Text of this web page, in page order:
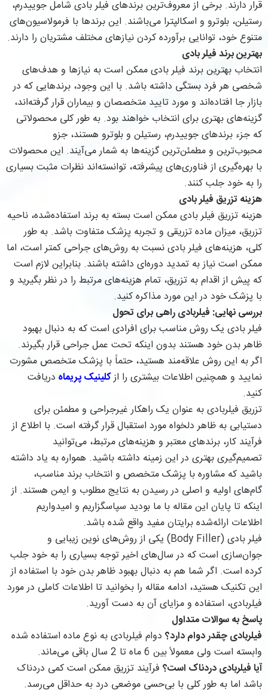
قرار دارند. برخی از معروف‌ترین برندهای فیلر بادی شامل جوییدرم،
رستیلن، بلوترو و اسکالپترا می‌باشند. این برندها با فرمولاسیون‌های
متنوع خود، توانایی برآورده کردن نیازهای مختلف مشتریان را دارند.
بهترین برند فیلر بادی
انتخاب بهترین برند فیلر بادی ممکن است به نیازها و هدف‌های
شخصی هر فرد بستگی داشته باشد. با این وجود، برندهایی که در
بازار جا افتاده‌اند و مورد تایید متخصصان و بیماران قرار گرفته‌اند،
گزینه‌های بهتری برای انتخاب خواهند بود. به طور کلی محصولاتی
که جزء برندهای جوییدرم، رستیلن و بلوترو هستند، جزو
محبوب‌ترین و مطمئن‌ترین گزینه‌ها به شمار می‌آیند. این محصولات
با بهره‌گیری از فناوری‌های پیشرفته، توانسته‌اند نظرات مثبت بسیاری
را به خود جلب کنند.
هزینه تزریق فیلر بادی
هزینه تزریق فیلر بادی ممکن است بسته به برند استفاده‌شده، ناحیه
تزریق، میزان ماده تزریقی و تجربه پزشک متفاوت باشد. به طور
کلی، هزینه‌های فیلر بادی نسبت به روش‌های جراحی کمتر است، اما
ممکن است نیاز به تمدید دوره‌ای داشته باشند. بنابراین لازم است
که پیش از اقدام به تزریق، تمام هزینه‌های مرتبط را در نظر بگیرید و
با پزشک خود در این مورد مذاکره کنید.
بررسی نهایی: فیلربادی راهی برای تحول
فیلر بادی یک روش مناسب برای افرادی است که به دنبال بهبود
ظاهر بدن خود هستند بدون اینکه تحت عمل جراحی قرار بگیرند.
اگر به این روش علاقه‌مند هستید، حتماً با پزشک متخصص مشورت
نمایید و همچنین اطلاعات بیشتری را ازکلینیک پریماه دریافت
کنید.
تزریق فیلربادی به عنوان یک راهکار غیرجراحی و مطمئن برای
دستیابی به ظاهر دلخواه مورد استقبال قرار گرفته است. با اطلاع از
فرآیند کار، برندهای معتبر و هزینه‌های مرتبط، می‌توانید
تصمیم‌گیری بهتری در این زمینه داشته باشید. همواره به یاد داشته
باشید که مشاوره با پزشک متخصص و انتخاب برند مناسب،
گام‌های اولیه و اصلی در رسیدن به نتایج مطلوب و ایمن هستند. از
اینکه تا پایان این مقاله با ما بودید سپاسگزاریم و امیدواریم
اطلاعات ارائه‌شده برایتان مفید واقع شده باشد.
فیلر بادی (Body Filler) یکی از روش‌های نوین زیبایی و
جوان‌سازی است که در سال‌های اخیر توجه بسیاری را به خود جلب
کرده است. اگر شما هم به دنبال بهبود ظاهر بدن خود با استفاده از
این تکنیک هستید، ادامه مقاله را بخوانید تا اطلاعات کاملی در مورد
فیلربادی، استفاده و مزایای آن به دست آورید.
پاسخ به سوالات متداول
فیلربادی چقدر دوام دارد؟ دوام فیلربادی به نوع ماده استفاده شده
وابسته است ولی معمولاً بین 6 ماه تا 2 سال باقی می‌ماند.
آیا فیلربادی دردناک است؟ فرآیند تزریق ممکن است کمی دردناک
باشد اما به طور کلی با بی‌حسی موضعی درد به حداقل می‌رسد.